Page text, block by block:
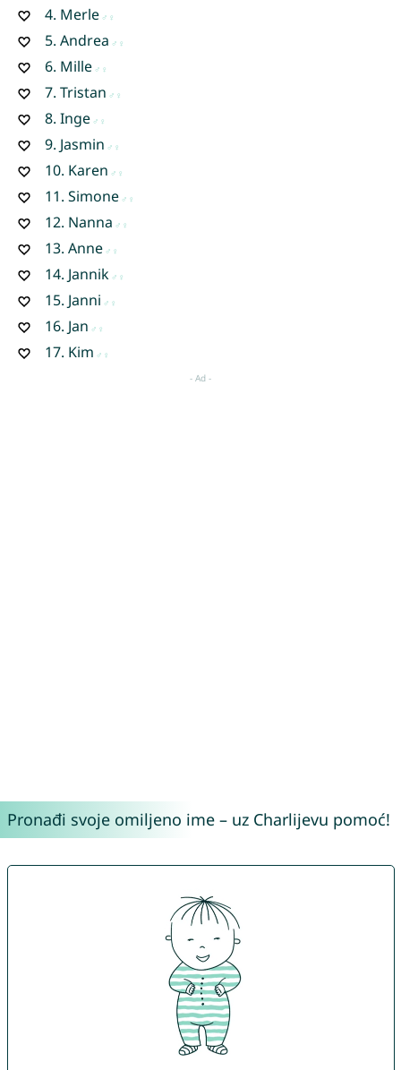
4. Merle
5. Andrea
6. Mille
7. Tristan
8. Inge
9. Jasmin
10. Karen
11. Simone
12. Nanna
13. Anne
14. Jannik
15. Janni
16. Jan
17. Kim
Pronađi svoje omiljeno ime – uz Charlijevu pomoć!